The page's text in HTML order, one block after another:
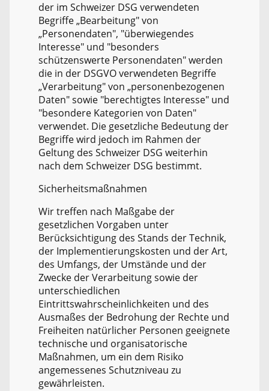
der im Schweizer DSG verwendeten
Begriffe „Bearbeitung" von
„Personendaten", "überwiegendes
Interesse" und "besonders
schützenswerte Personendaten" werden
die in der DSGVO verwendeten Begriffe
„Verarbeitung" von „personenbezogenen
Daten" sowie "berechtigtes Interesse" und
"besondere Kategorien von Daten"
verwendet. Die gesetzliche Bedeutung der
Begriffe wird jedoch im Rahmen der
Geltung des Schweizer DSG weiterhin
nach dem Schweizer DSG bestimmt.
Sicherheitsmaßnahmen
Wir treffen nach Maßgabe der
gesetzlichen Vorgaben unter
Berücksichtigung des Stands der Technik,
der Implementierungskosten und der Art,
des Umfangs, der Umstände und der
Zwecke der Verarbeitung sowie der
unterschiedlichen
Eintrittswahrscheinlichkeiten und des
Ausmaßes der Bedrohung der Rechte und
Freiheiten natürlicher Personen geeignete
technische und organisatorische
Maßnahmen, um ein dem Risiko
angemessenes Schutzniveau zu
gewährleisten.